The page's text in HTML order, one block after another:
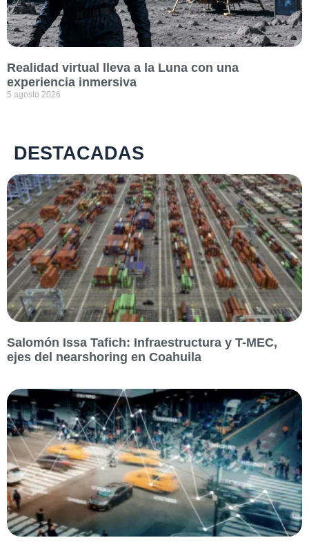
Realidad virtual lleva a la Luna con una
experiencia inmersiva
5 agosto 2026
DESTACADAS
Salomón Issa Tafich: Infraestructura y T-MEC,
ejes del nearshoring en Coahuila